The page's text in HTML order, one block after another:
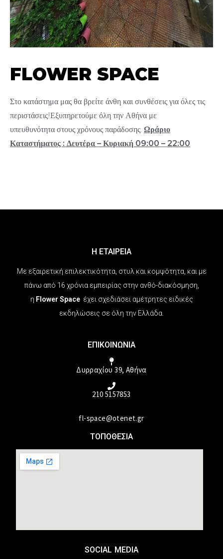
FLOWER SPACE
Στο κατάστημα μας θα βρείτε άνθη και συνθέσεις για όλες τις
περιστάσεις!Εξυπηρετούμε όλη την Αθήνα με
υπευθυνότητα στους χρόνους παράδοσης. Ωράριο
Καταστήματος : Δευτέρα – Κυριακή 09:00 – 22:00
Η ΕΤΑΙΡΕΙΑ
Με εξαιρετική επιλεκτικότητα, στυλ και κομψότητα, και με
πάνω από 16 χρόνια εμπειρίας στην ανθό-διακόσμηση,
η Flower Spaceέχει σχεδιάσει αμέτρητες ειδικές
εκδηλώσεις σε όλη την Ελλάδα.
ΕΠΙΚΟΙΝΩΝΙΑ
Δυρραχίου 39, Αθήνα
210 5157853
fl-space@otenet.gr
ΤΟΠΟΘΕΣΙΑ
SOCIAL MEDIA